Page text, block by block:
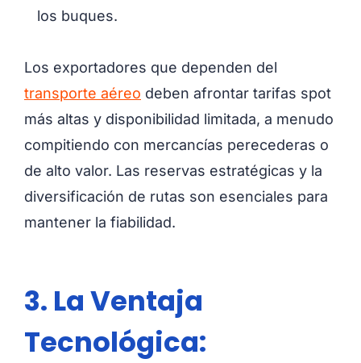
los buques.
Los exportadores que dependen del
transporte aéreo deben afrontar tarifas spot
más altas y disponibilidad limitada, a menudo
compitiendo con mercancías perecederas o
de alto valor. Las reservas estratégicas y la
diversificación de rutas son esenciales para
mantener la fiabilidad.
3. La Ventaja
Tecnológica: